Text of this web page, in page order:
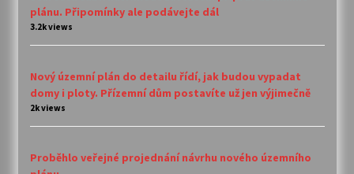
plánu. Připomínky ale podávejte dál
3.2k views
Nový územní plán do detailu řídí, jak budou vypadat
domy i ploty. Přízemní dům postavíte už jen výjimečně
2k views
Proběhlo veřejné projednání návrhu nového územního